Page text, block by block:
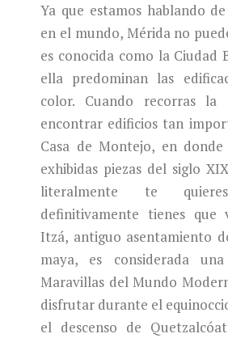
Ya que estamos hablando
en el mundo, Mérida no
es conocida como la Ciudad
ella predominan las
color. Cuando recorras la
encontrar edificios tan
Casa de Montejo, en
exhibidas piezas del siglo
literalmente te
definitivamente tienes que
Itzá, antiguo asentamiento
maya, es considerada
Maravillas del Mundo
disfrutar durante el
el descenso de